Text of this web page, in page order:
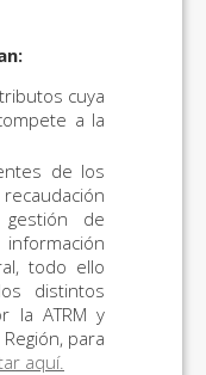
cuya
a la
de los
de
todo ello
distintos
la ATRM y
para
aquí.